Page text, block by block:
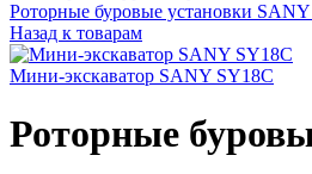
Роторные буровые установки
Назад к товарам
Мини-экскаватор SANY SY18C
Роторные